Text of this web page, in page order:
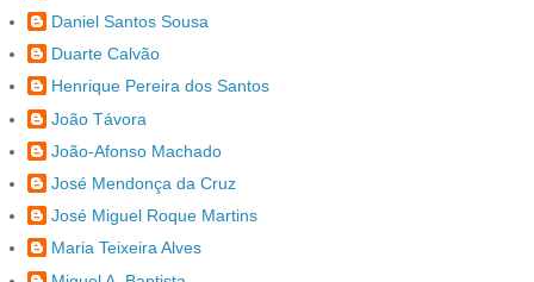
Daniel Santos Sousa
Duarte Calvão
Henrique Pereira dos Santos
João Távora
João-Afonso Machado
José Mendonça da Cruz
José Miguel Roque Martins
Maria Teixeira Alves